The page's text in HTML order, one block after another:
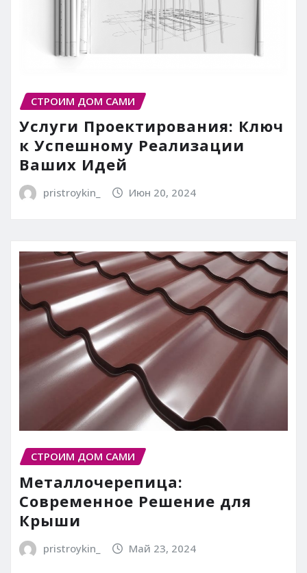
СТРОИМ ДОМ САМИ
Услуги Проектирования: Ключ
к Успешному Реализации
Ваших Идей
pristroykin_ Июн 20, 2024
СТРОИМ ДОМ САМИ
Металлочерепица:
Современное Решение для
Крыши
pristroykin_ Май 23, 2024